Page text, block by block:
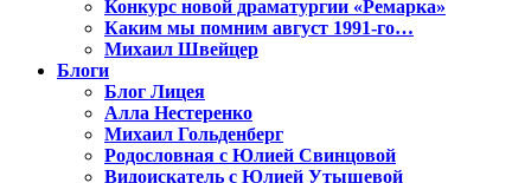
Конкурс новой драматургии «Ремарка»
Каким мы помним август 1991-го…
Михаил Швейцер
Блоги
Блог Лицея
Алла Нестеренко
Михаил Гольденберг
Родословная с Юлией Свинцовой
Видоискатель с Юлией Утышевой